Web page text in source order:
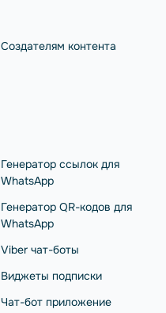
Создателям контента
Генератор ссылок для
WhatsApp
Генератор QR-кодов для
WhatsApp
Viber чат-боты
Виджеты подписки
Чат-бот приложение